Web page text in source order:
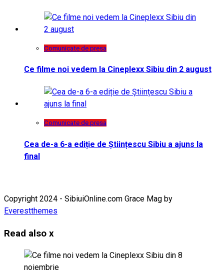
Comunicate de presa
Ce filme noi vedem la Cineplexx Sibiu din 2 august
Comunicate de presa
Cea de-a 6-a ediție de Științescu Sibiu a ajuns la
final
Copyright 2024 - SibiuiOnline.com Grace Mag by
Everestthemes
Read also x